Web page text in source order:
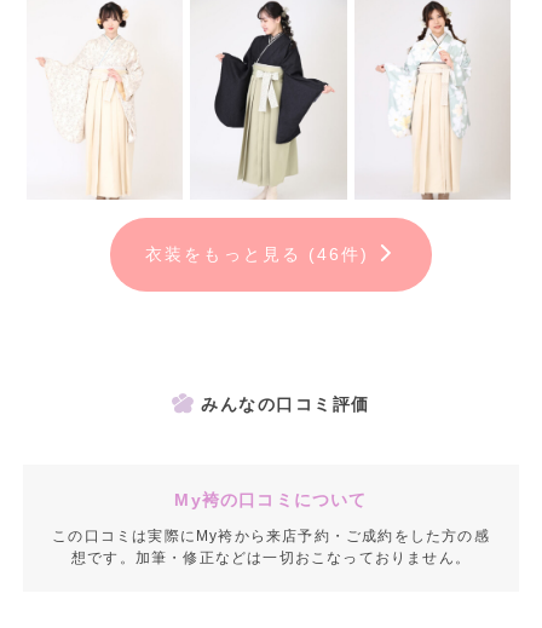
衣装をもっと見る (46件)
みんなの口コミ評価
My袴の口コミについて
この口コミは実際にMy袴から来店予約・ご成約をした方の感
想です。加筆・修正などは一切おこなっておりません。